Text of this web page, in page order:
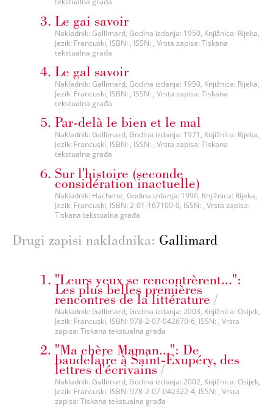
Le gai savoir
Nakladnik: Gallimard, Godina izdanja: 1950, Knjižnica: Rijeka,
Jezik: Francuski, ISBN: , ISSN: , Vrsta zapisa: Tiskana
tekstualna građa
Le gal savoir
Nakladnik: Gallimard, Godina izdanja: 1950, Knjižnica: Rijeka,
Jezik: Francuski, ISBN: , ISSN: , Vrsta zapisa: Tiskana
tekstualna građa
Par-delà le bien et le mal
Nakladnik: Gallimard, Godina izdanja: 1971, Knjižnica: Rijeka,
Jezik: Francuski, ISBN: , ISSN: , Vrsta zapisa: Tiskana
tekstualna građa
Sur l'histoire (seconde
considération inactuelle)
Nakladnik: Hachette, Godina izdanja: 1996, Knjižnica: Rijeka,
Jezik: Francuski, ISBN: 2-01-167100-0, ISSN: , Vrsta zapisa:
Tiskana tekstualna građa
Drugi zapisi nakladnika: Gallimard
"Leurs yeux se rencontrèrent...":
Les plus belles premières
rencontres de la littérature /
Nakladnik: Gallimard, Godina izdanja: 2003, Knjižnica: Osijek,
Jezik: Francuski, ISBN: 978-2-07-042670-6, ISSN: , Vrsta
zapisa: Tiskana tekstualna građa
"Ma chère Maman...": De
baudelaire à Saint-Exupéry, des
lettres d'écrivains/
Nakladnik: Gallimard, Godina izdanja: 2002, Knjižnica: Osijek,
Jezik: Francuski, ISBN: 978-2-07-042322-4, ISSN: , Vrsta
zapisa: Tiskana tekstualna građa